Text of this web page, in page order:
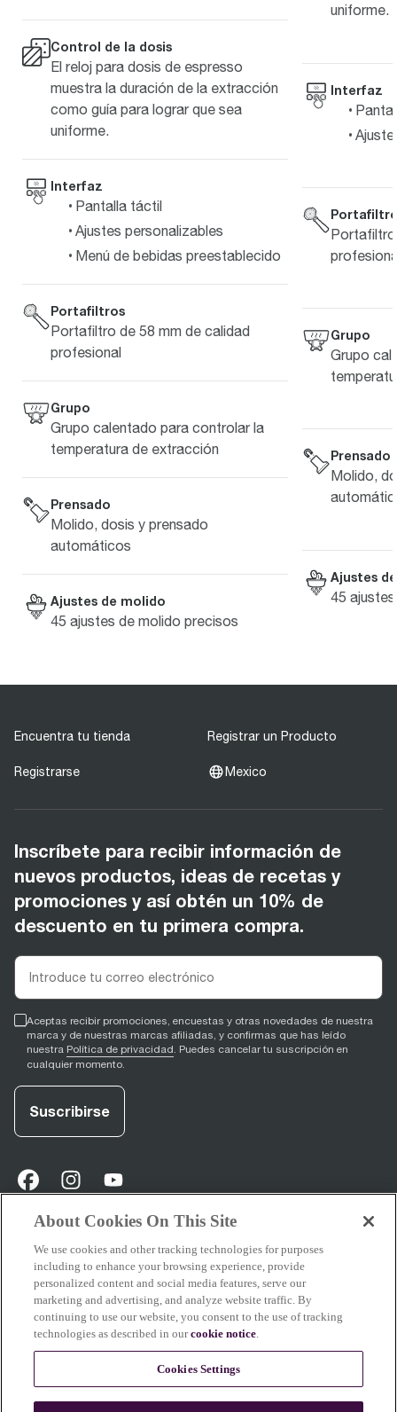
Control de la dosis
El reloj para dosis de espresso
muestra la duración de la extracción
como guía para lograr que sea
uniforme.
Interfaz
Pantalla táctil
Ajustes personalizables
Menú de bebidas preestablecido
Portafiltros
Portafiltro de 58 mm de calidad
profesional
Grupo
Grupo calentado para controlar la
temperatura de extracción
Prensado
Molido, dosis y prensado
automáticos
Ajustes de molido
45 ajustes de molido precisos
uniforme.
Interfaz
Portafiltro
Grupo
Grupo
Prensado
Molido,
Ajustes
45
Encuentra tu tienda Registrar un Producto
Registrarse Mexico
Inscríbete para recibir información de
nuevos productos, ideas de recetas y
promociones y así obtén un 10% de
descuento en tu primera compra.
Aceptas recibir promociones, encuestas y otras novedades de nuestra
marca y de nuestras marcas afiliadas, y confirmas que has leído
nuestra Política de privacidad. Puedes cancelar tu suscripción en
cualquier momento.
Suscribirse
facebook
opens in new tab
instagram
opens in new tab
youtube
opens in new tab
Soporte
Acerca de Breville
Parte del contenido de este sitio se ha creado o refinado con la asistencia
About Cookies On This Site
We use cookies and other tracking technologies for purposes
including to enhance your browsing experience, provide
personalized content and social media features, serve our
marketing and advertising, and analyze website traffic. By
continuing to use our website, you consent to the use of tracking
technologies as described in ourcookie notice.
Cookies Settings